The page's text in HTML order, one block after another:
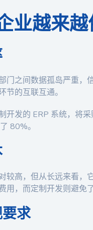
业越来越
门之间数据孤岛严重
节的互联互通。
开发的 ERP 系统，将
80%。
较高，但从长远来看
用，而定制开发则避免
求